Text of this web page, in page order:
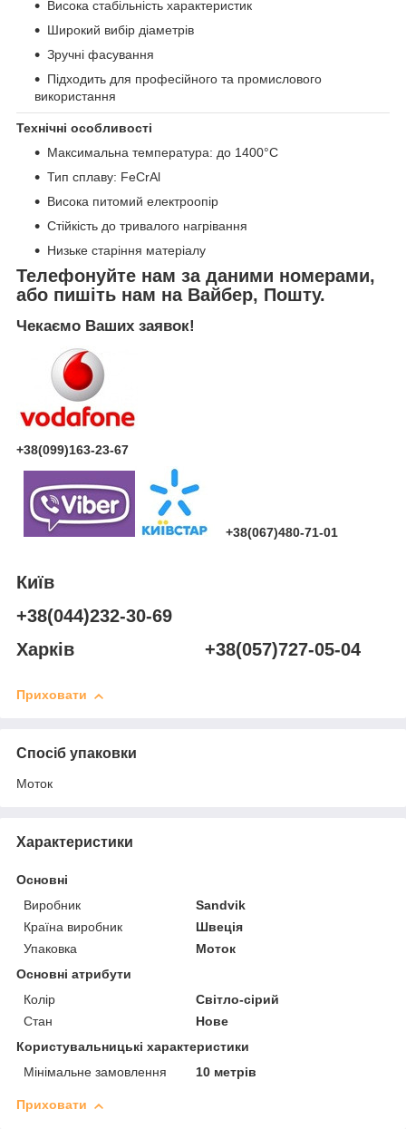
Висока стабільність характеристик
Широкий вибір діаметрів
Зручні фасування
Підходить для професійного та промислового
використання
Технічні особливості
Максимальна температура: до 1400°C
Тип сплаву: FeCrAl
Висока питомий електроопір
Стійкість до тривалого нагрівання
Низьке старіння матеріалу
Телефонуйте нам за даними номерами,
або пишіть нам на Вайбер, Пошту.
Чекаємо Ваших заявок!
+38(099)163-23-67
+38(067)480-71-01
Київ
+38(044)232-30-69
Харків +38(057)727-05-04
Приховати
Спосіб упаковки
Моток
Характеристики
Основні
Виробник
Sandvik
Країна виробник
Швеція
Упаковка
Моток
Основні атрибути
Колір
Світло-сірий
Стан
Нове
Користувальницькі характеристики
Мінімальне замовлення
10 метрів
Приховати